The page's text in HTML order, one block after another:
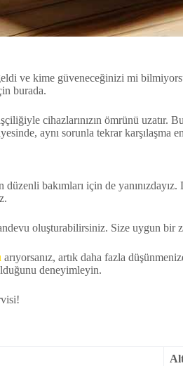
geldi ve kime güveneceğinizi mi
burada.
cihazlarınızın ömrünü
aynı sorunla tekrar karşılaşma
bakımları için de
oluşturabilirsiniz. Size uygun bir
arıyorsanız, artık daha fazla
deneyimleyin.